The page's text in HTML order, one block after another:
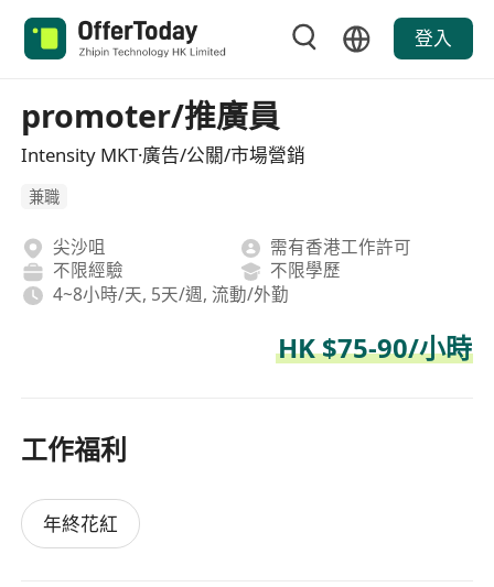
登入
promoter/推廣員
Intensity MKT·廣告/公關/市場營銷
兼職
尖沙咀
需有香港工作許可
不限經驗
不限學歷
4~8小時/天, 5天/週, 流動/外勤
HK $75-90/小時
工作福利
年終花紅